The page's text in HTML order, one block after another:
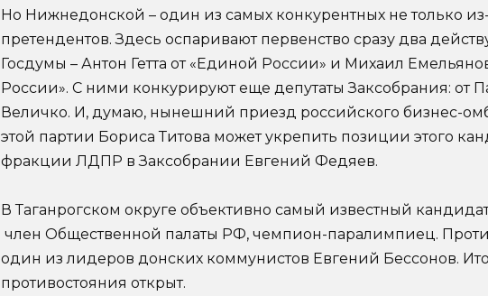
Но Нижнедонской – один из самых конкурентных не только из-
претендентов. Здесь оспаривают первенство сразу два
Госдумы – Антон Гетта от «Единой России» и Михаил
России». С ними конкурируют еще депутаты Заксобрания: от
Величко. И, думаю, нынешний приезд российского бизнес-
этой партии Бориса Титова может укрепить позиции этого
фракции ЛДПР в Заксобрании Евгений Федяев.
В Таганрогском округе объективно самый известный
член Общественной палаты РФ, чемпион-паралимпиец.
один из лидеров донских коммунистов Евгений Бессонов.
противостояния открыт.